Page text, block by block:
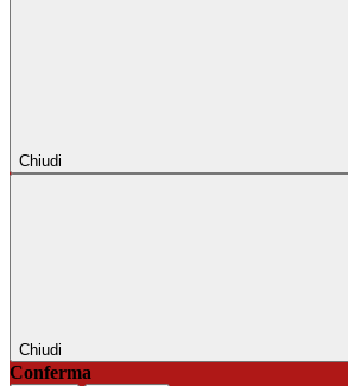
Chiudi
Chiudi
Conferma